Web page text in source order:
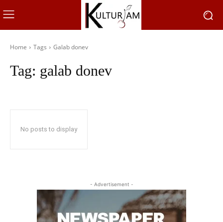
Home Tags Galab donev
Tag: galab donev
No posts to display
- Advertisement -